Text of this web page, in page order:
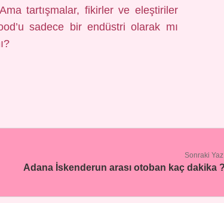
tartışmalar, fikirler ve eleştiriler
sadece bir endüstri olarak mı
Sonraki
Adana İskenderun arası otoban kaç dakika